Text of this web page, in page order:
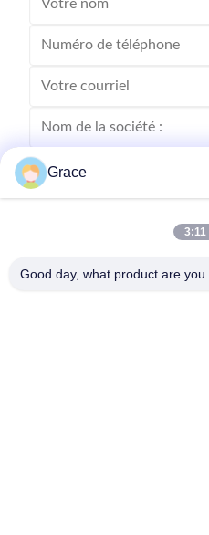
Grace
3:11
Good day, what product are